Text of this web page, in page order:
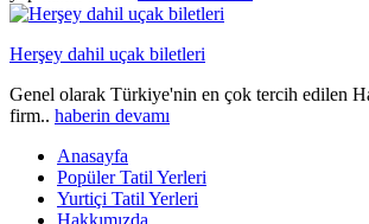
Herşey dahil uçak biletleri
Genel olarak Türkiye'nin en çok tercih edilen
firm.. haberin devamı
Anasayfa
Popüler Tatil Yerleri
Yurtiçi Tatil Yerleri
Hakkımızda